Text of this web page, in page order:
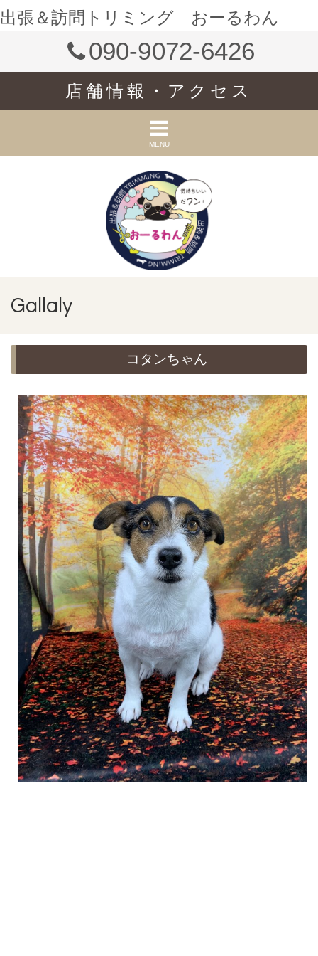
出張＆訪問トリミング おーるわん
090-9072-6426
店舗情報・アクセス
MENU
Gallaly
コタンちゃん